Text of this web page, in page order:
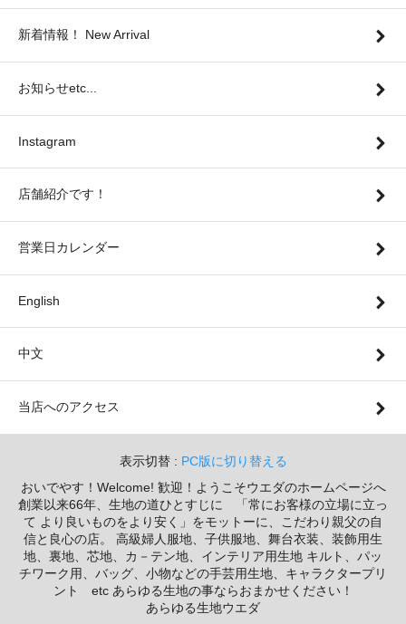
新着情報！ New Arrival
お知らせetc...
Instagram
店舗紹介です！
営業日カレンダー
English
中文
当店へのアクセス
表示切替 : PC版に切り替える
おいでやす！Welcome! 歓迎！ようこそウエダのホームページへ
創業以来66年、生地の道ひとすじに 「常にお客様の立場に立っ
て より良いものをより安く」をモットーに、こだわり親父の自
信と良心の店。 高級婦人服地、子供服地、舞台衣装、装飾用生
地、裏地、芯地、カ－テン地、インテリア用生地 キルト、パッ
チワーク用、バッグ、小物などの手芸用生地、キャラクタープリ
ント etc あらゆる生地の事ならおまかせください！
あらゆる生地ウエダ